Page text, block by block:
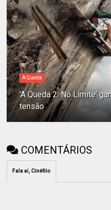
A Queda
'A Queda 2: No Limite'
tensão
COMENTÁRIOS
Fala aí, Cinéfilo